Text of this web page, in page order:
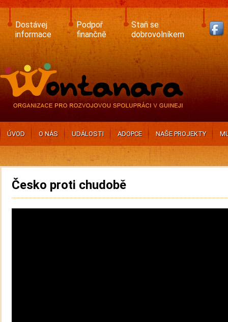
Skip
main
content
Dostávej
informace
Podpoř
finančně
Staň se
dobrovolníkem
ÚVOD O NÁS UDÁLOSTI ADOPCE NAŠE PROJEKTY
Česko proti chudobě